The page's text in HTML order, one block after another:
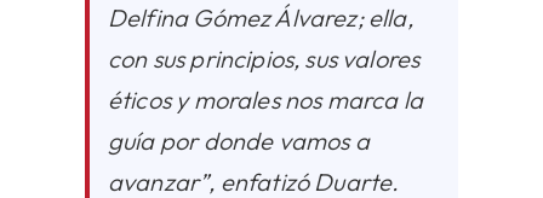
Delfina Gómez Álvarez; ella,
con sus principios, sus valores
éticos y morales nos marca la
guía por donde vamos a
avanzar”, enfatizó Duarte.